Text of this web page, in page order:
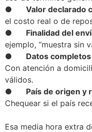
● Valor declarado
el costo real o de
● Finalidad del
ejemplo, “muestra sin
● Datos completos
Con atención a
válidos.
● País de origen y
Chequear si el país
Esa media hora extra